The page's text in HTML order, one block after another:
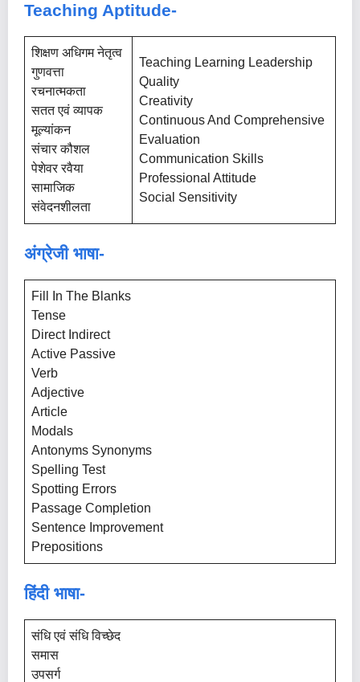
Teaching Aptitude-
शिक्षण अधिगम नेतृत्व
गुणवत्ता
रचनात्मकता
सतत एवं व्यापक
मूल्यांकन
संचार कौशल
पेशेवर रवैया
सामाजिक
संवेदनशीलता
Teaching Learning Leadership
Quality
Creativity
Continuous And Comprehensive
Evaluation
Communication Skills
Professional Attitude
Social Sensitivity
अंग्रेजी भाषा-
Fill In The Blanks
Tense
Direct Indirect
Active Passive
Verb
Adjective
Article
Modals
Antonyms Synonyms
Spelling Test
Spotting Errors
Passage Completion
Sentence Improvement
Prepositions
हिंदी भाषा-
संधि एवं संधि विच्छेद
समास
उपसर्ग